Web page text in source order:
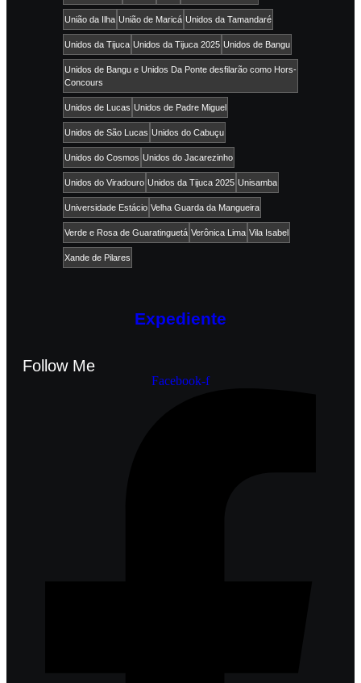
União da Ilha União de Maricá Unidos da Tamandaré
Unidos da Tijuca Unidos da Tijuca 2025 Unidos de Bangu
Unidos de Bangu e Unidos Da Ponte desfilarão como Hors-
Concours
Unidos de Lucas Unidos de Padre Miguel
Unidos de São Lucas Unidos do Cabuçu
Unidos do Cosmos Unidos do Jacarezinho
Unidos do Viradouro Unidos da Tijuca 2025 Unisamba
Universidade Estácio Velha Guarda da Mangueira
Verde e Rosa de Guaratinguetá Verônica Lima Vila Isabel
Xande de Pilares
Expediente
Follow Me
Facebook-f